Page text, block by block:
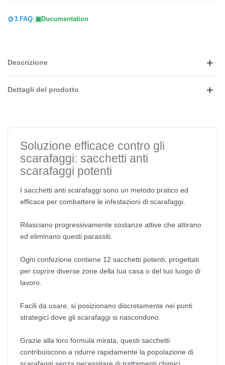
3 FAQ Documentation
Descrizione
Dettagli del prodotto
Soluzione efficace contro gli
scarafaggi: sacchetti anti
scarafaggi potenti
I sacchetti anti scarafaggi sono un metodo pratico ed
efficace per combattere le infestazioni di scarafaggi.
Rilasciano progressivamente sostanze attive che attirano
ed eliminano questi parassiti.
Ogni confezione contiene 12 sacchetti potenti, progettati
per coprire diverse zone della tua casa o del tuo luogo di
lavoro.
Facili da usare, si posizionano discretamente nei punti
strategici dove gli scarafaggi si nascondono.
Grazie alla loro formula mirata, questi sacchetti
contribuiscono a ridurre rapidamente la popolazione di